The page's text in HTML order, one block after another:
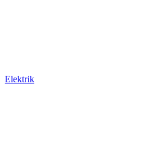
Elektrik